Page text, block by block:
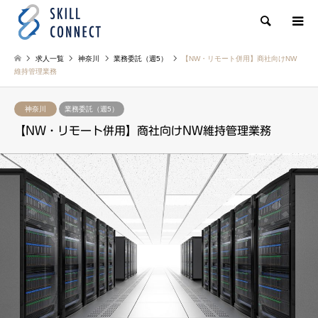
検索
求人一覧 神奈川 業務委託（週5）
【NW・リモート併用】商社向けNW
維持管理業務
神奈川 業務委託（週5）
【NW・リモート併用】商社向けNW維持管理業務